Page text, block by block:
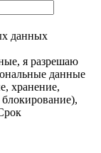
данных
я разрешаю
данные
хранение,